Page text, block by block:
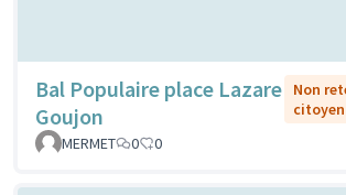
Bal Populaire place Lazare
Goujon
Non
citoyen
MERMET
0 0